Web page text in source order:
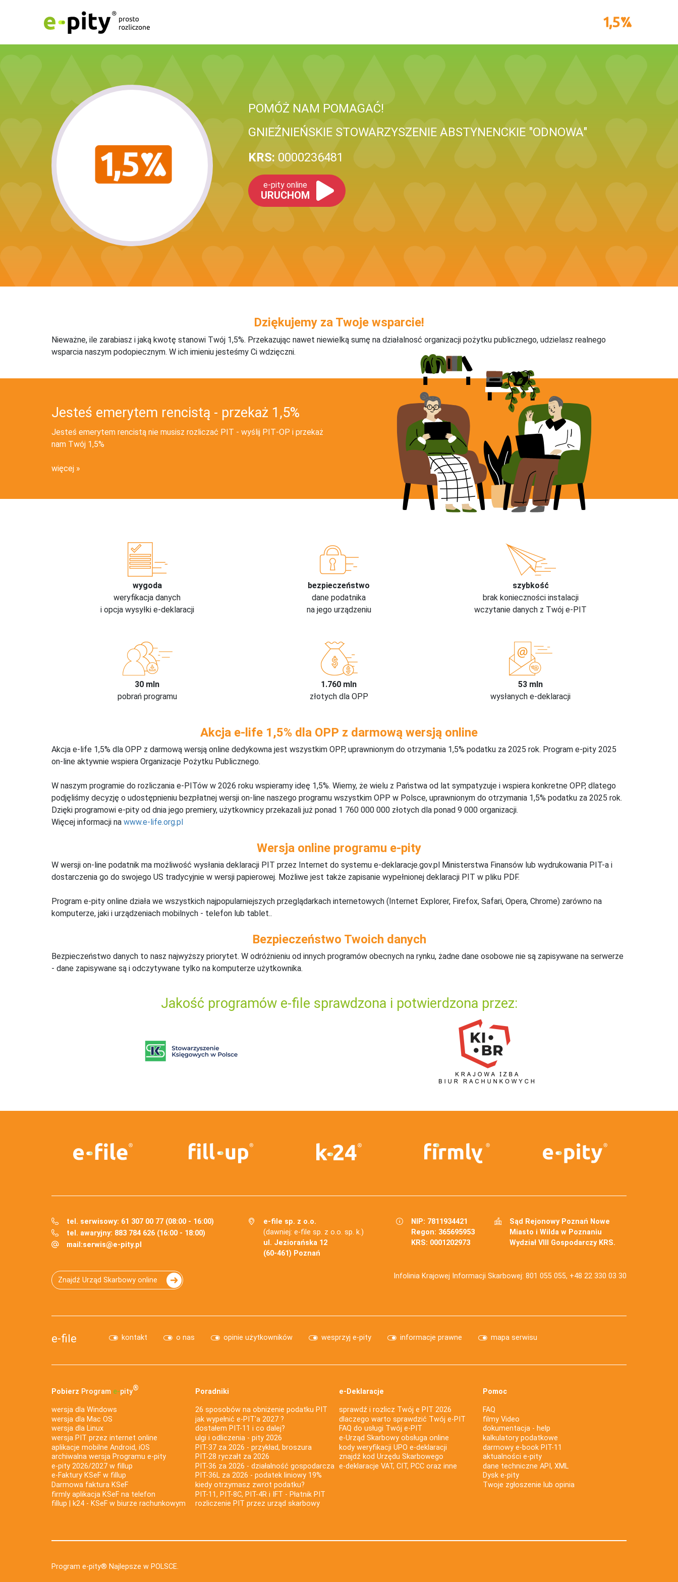
POMÓŻ NAM POMAGAĆ!
GNIEŹNIEŃSKIE STOWARZYSZENIE ABSTYNENCKIE "ODNOWA"
KRS: 0000236481
e-pity online
URUCHOM
Dziękujemy za Twoje wsparcie!
Nieważne, ile zarabiasz i jaką kwotę stanowi Twój 1,5%. Przekazując nawet niewielką sumę na działalnosć organizacji pożytku publicznego, udzielasz realnego
wsparcia naszym podopiecznym. W ich imieniu jesteśmy Ci wdzięczni.
Jesteś emerytem rencistą - przekaż 1,5%
Jesteś emerytem rencistą nie musisz rozliczać PIT - wyślij PIT‑OP i przekaż
nam Twój 1,5%
więcej
wygoda
weryfikacja danych
i opcja wysyłki e-deklaracji
bezpieczeństwo
dane podatnika
na jego urządzeniu
szybkość
brak konieczności instalacji
wczytanie danych z Twój e-PIT
30 mln
pobrań programu
1.760 mln
złotych dla OPP
53 mln
wysłanych e-deklaracji
Akcja e-life 1,5% dla OPP z darmową wersją online
Akcja e-life 1,5% dla OPP z darmową wersją online dedykowna jest wszystkim OPP, uprawnionym do otrzymania 1,5% podatku za 2025 rok. Program e-pity 2025
on-line aktywnie wspiera Organizacje Pożytku Publicznego.
W naszym programie do rozliczania e-PITów w 2026 roku wspieramy ideę 1,5%. Wiemy, że wielu z Państwa od lat sympatyzuje i wspiera konkretne OPP, dlatego
podjęliśmy decyzję o udostępnieniu bezpłatnej wersji on-line naszego programu wszystkim OPP w Polsce, uprawnionym do otrzymania 1,5% podatku za 2025 rok.
Dzięki programowi e-pity od dnia jego premiery, użytkownicy przekazali już ponad 1 760 000 000 złotych dla ponad 9 000 organizacji.
Więcej informacji na www.e-life.org.pl
Wersja online programu e-pity
W wersji on-line podatnik ma możliwość wysłania deklaracji PIT przez Internet do systemu e-deklaracje.gov.pl Ministerstwa Finansów lub wydrukowania PIT-a i
dostarczenia go do swojego US tradycyjnie w wersji papierowej. Możliwe jest także zapisanie wypełnionej deklaracji PIT w pliku PDF.
Program e-pity online działa we wszystkich najpopularniejszych przeglądarkach internetowych (Internet Explorer, Firefox, Safari, Opera, Chrome) zarówno na
komputerze, jaki i urządzeniach mobilnych - telefon lub tablet..
Bezpieczeństwo Twoich danych
Bezpieczeństwo danych to nasz najwyższy priorytet. W odróżnieniu od innych programów obecnych na rynku, żadne dane osobowe nie są zapisywane na serwerze
- dane zapisywane są i odczytywane tylko na komputerze użytkownika.
Jakość programów e-file sprawdzona i potwierdzona przez:
tel. serwisowy: 61 307 00 77 (08:00 - 16:00)
tel. awaryjny: 883 784 626 (16:00 - 18:00)
mail:serwis@e-pity.pl
e-file sp. z o.o.
(dawniej: e-file sp. z o.o. sp. k.)
ul. Jeziorańska 12
(60-461) Poznań
NIP: 7811934421
Regon: 365695953
KRS: 0001202973
Sąd Rejonowy Poznań Nowe
Miasto i Wilda w Poznaniu
Wydział VIII Gospodarczy KRS.
Znajdź Urząd Skarbowy online Infolinia Krajowej Informacji Skarbowej: 801 055 055, +48 22 330 03 30
e-file kontakt o nas opinie użytkowników wesprzyj e-pity informacje prawne mapa serwisu
Pobierz Program e‑pity®
wersja dla Windows
wersja dla Mac OS
wersja dla Linux
wersja PIT przez internet online
aplikacje mobilne Android, iOS
archiwalna wersja Programu e-pity
e-pity 2026/2027 w fillup
e‑Faktury KSeF w fillup
Darmowa faktura KSeF
firmly aplikacja KSeF na telefon
fillup | k24 - KSeF w biurze rachunkowym
Poradniki
26 sposobów na obniżenie podatku PIT
jak wypełnić e-PIT'a 2027 ?
dostałem PIT-11 i co dalej?
ulgi i odliczenia - pity 2026
PIT-37 za 2026 - przykład, broszura
PIT-28 ryczałt za 2026
PIT-36 za 2026 - działalność gospodarcza
PIT-36L za 2026 - podatek liniowy 19%
kiedy otrzymasz zwrot podatku?
PIT-11, PIT-8C, PIT-4R i IFT - Płatnik PIT
rozliczenie PIT przez urząd skarbowy
e-Deklaracje
sprawdź i rozlicz Twój e PIT 2026
dlaczego warto sprawdzić Twój e-PIT
FAQ do usługi Twój e-PIT
e-Urząd Skarbowy obsługa online
kody weryfikacji UPO e-deklaracji
znajdź kod Urzędu Skarbowego
e-deklaracje VAT, CIT, PCC oraz inne
Pomoc
FAQ
filmy Video
dokumentacja - help
kalkulatory podatkowe
darmowy e-book PIT-11
aktualności e-pity
dane techniczne API, XML
Dysk e-pity
Twoje zgłoszenie lub opinia
Program e-pity® Najlepsze w POLSCE.